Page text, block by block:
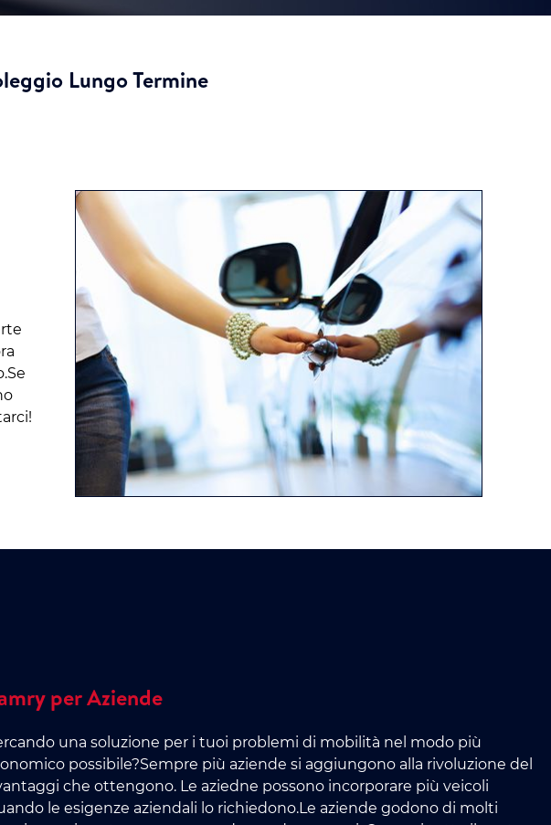
Lungo Termine
per Aziende
una soluzione per i tuoi problemi di mobilità nel modo più
possibile?Sempre più aziende si aggiungono alla rivoluzione del
che ottengono. Le aziedne possono incorporare più veicoli
le esigenze aziendali lo richiedono.Le aziende godono di molti